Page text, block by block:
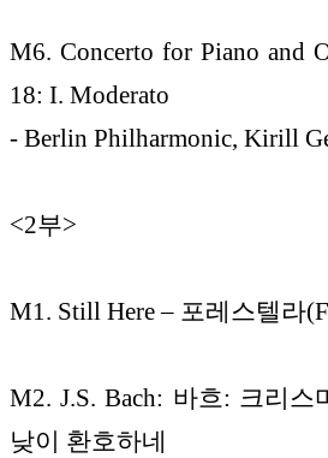
M6. Concerto for Piano and
18: I. Moderato
- Berlin Philharmonic, Kirill
<2부>
M1. Still Here – 포레스텔라
M2. J.S. Bach: 바흐: 크리
낮이 환호하네